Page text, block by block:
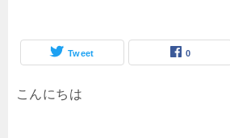
Tweet 0
こんにちは